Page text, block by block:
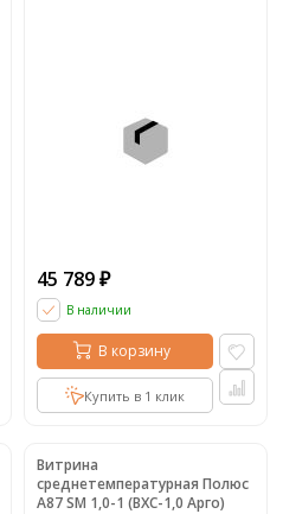
45 789 ₽
В наличии
В корзину
Купить в 1 клик
Витрина
среднетемпературная Полюс
A87 SM 1,0-1 (ВХС-1,0 Арго)